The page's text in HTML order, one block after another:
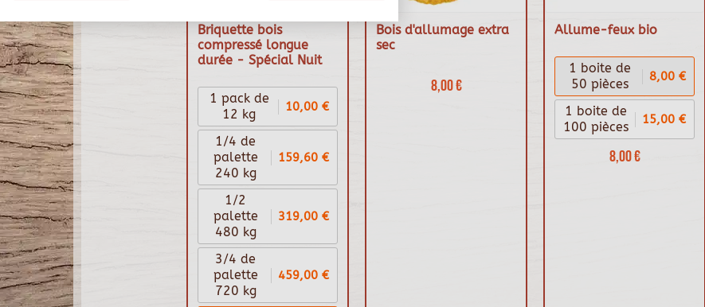
Briquette bois
compressé longue
durée - Spécial Nuit
1 pack de
12 kg
10,00 €
1/4 de
palette
240 kg
159,60 €
1/2
palette
480 kg
319,00 €
3/4 de
palette
720 kg
459,00 €
Bois d'allumage extra
sec
8,00 €
Allume-feux bio
8,00 €
1 boite de
50 pièces
8,00 €
1 boite de
100 pièces
15,00 €